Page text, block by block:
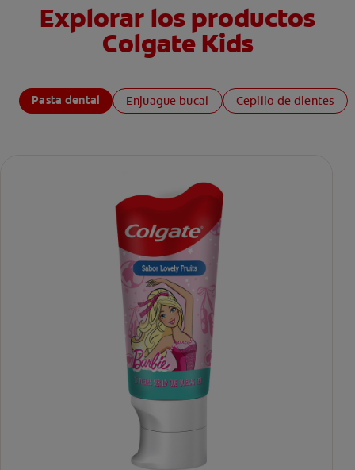
Explorar los productos
Colgate Kids
Pasta dental Enjuague bucal Cepillo de dientes